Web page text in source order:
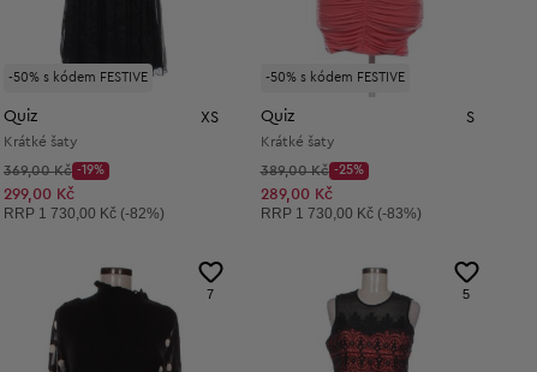
-50% s kódem FESTIVE
Quiz XS
Krátké šaty
Původní cena:
369,00 Kč
Discount Price:
-19%
Snížená cena:
299,00 Kč
Doporučená cena:
RRP 1 730,00 Kč (-82%)
-50% s kódem FESTIVE
Quiz S
Krátké šaty
Původní cena:
389,00 Kč
Discount Price:
-25%
Snížená cena:
289,00 Kč
Doporučená cena:
RRP 1 730,00 Kč (-83%)
7 5